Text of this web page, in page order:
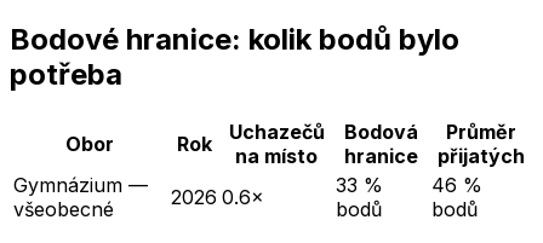
Bodové hranice: kolik bodů bylo
potřeba
Obor Rok
Uchazečů
na místo
Bodová
hranice
Průměr
přijatých
Gymnázium —
všeobecné
2026 0.6×
33 %
bodů
46 %
bodů